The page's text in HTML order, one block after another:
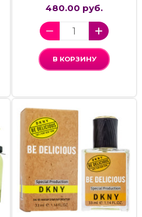
480.00 руб.
В КОРЗИНУ